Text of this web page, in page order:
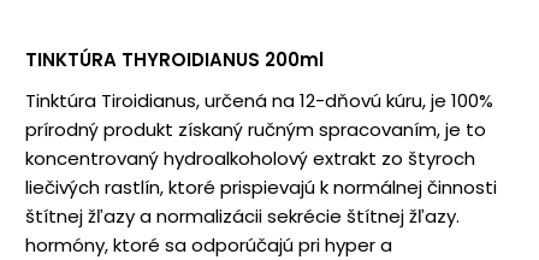
TINKTÚRA THYROIDIANUS 200ml
Tinktúra Tiroidianus, určená na 12-dňovú kúru, je 100%
prírodný produkt získaný ručným spracovaním, je to
koncentrovaný hydroalkoholový extrakt zo štyroch
liečivých rastlín, ktoré prispievajú k normálnej činnosti
štítnej žľazy a normalizácii sekrécie štítnej žľazy.
hormóny, ktoré sa odporúčajú pri hyper a